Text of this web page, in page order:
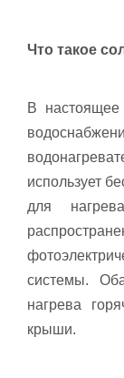
Что такое
В настоящее
использует
для
системы.
нагрева
крыши.